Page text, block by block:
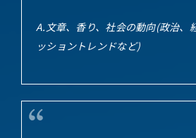
A.文章、香り、社会の動向(政治、
ッショントレンドなど)